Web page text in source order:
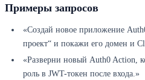
Примеры запросов
«Создай новое приложение
проект“ и покажи его домен и
«Разверни новый Auth0 Action,
роль в JWT-токен после входа.»